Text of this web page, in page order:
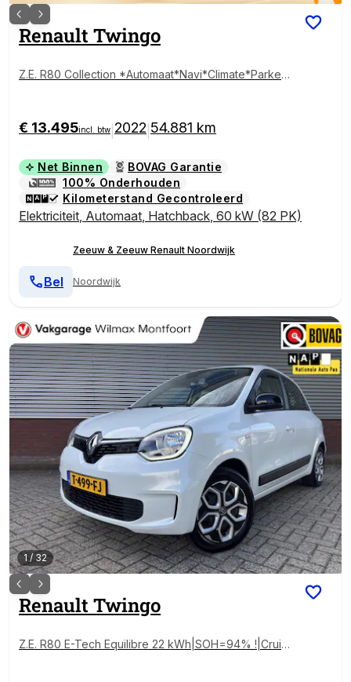
Renault Twingo
Z.E. R80 Collection *Automaat*Navi*Climate*Parkeer
€ 13.495incl. btw 2022 54.881 km
Net Binnen
BOVAG Garantie
100% Onderhouden
Kilometerstand Gecontroleerd
Elektriciteit, Automaat, Hatchback, 60 kW (82 PK)
Zeeuw & Zeeuw Renault Noordwijk
Noordwijk
Bel
1/32
Renault Twingo
Z.E. R80 E-Tech Equilibre 22 kWh|SOH=94% !|Cruise